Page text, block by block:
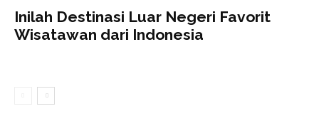
Inilah Destinasi Luar Negeri Favorit
Wisatawan dari Indonesia